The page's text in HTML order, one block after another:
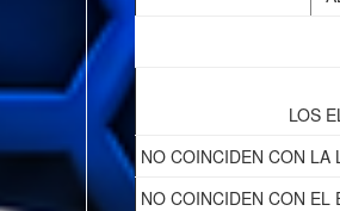
LOS
NO COINCIDEN CON LA
NO COINCIDEN CON EL